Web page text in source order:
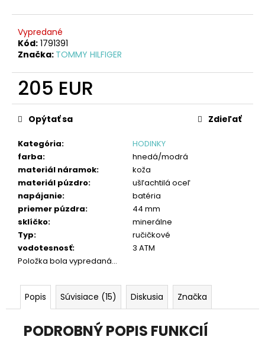
Vypredané
Kód: 1791391
Značka: TOMMY HILFIGER
205 EUR
Jednotková
cena:
Kategória:
HODINKY
farba:
hnedá/modrá
materiál náramok:
koža
materiál púzdro:
ušľachtilá oceľ
napájanie:
batéria
priemer púzdra:
44 mm
sklíčko:
minerálne
Typ:
ručičkové
vodotesnosť:
3 ATM
Položka bola vypredaná…
Opýtať sa Zdieľať
Popis Súvisiace (15) Diskusia Značka
PODROBNÝ POPIS FUNKCIÍ
O
d
p
o
ú
č
a
e